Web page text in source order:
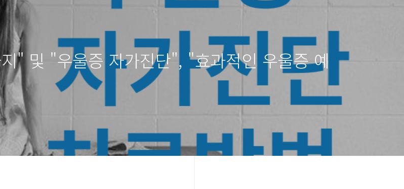
" 및 "우울증 자가진단", "효과적인 우울증 예